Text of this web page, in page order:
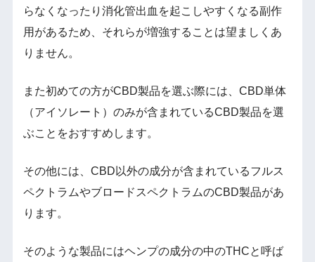
らなくなったり消化管出血を起こしやすくなる副作
用があるため、それらが増強することは望ましくあ
りません。
また初めての方がCBD製品を選ぶ際には、CBD単体
（アイソレート）のみが含まれているCBD製品を選
ぶことをおすすめします。
その他には、CBD以外の成分が含まれているフルス
ペクトラムやブロードスペクトラムのCBD製品があ
ります。
そのような製品にはヘンプの成分の中のTHCと呼ば